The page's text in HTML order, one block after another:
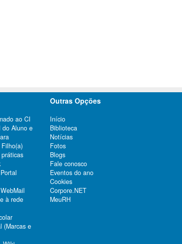
ao CI
do Aluno e
à rede
(Marcas e
Outras Opções
Início
Biblioteca
Notícias
Fotos
Blogs
Fale conosco
Eventos do ano
Cookies
Corpore.NET
MeuRH